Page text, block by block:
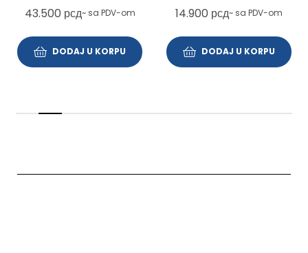
43.500 рсд~ sa PDV-om
DODAJ U KORPU
14.900 рсд~ sa PDV-om
DODAJ U KORPU